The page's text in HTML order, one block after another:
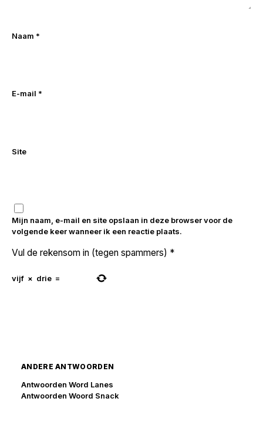
Naam *
E-mail *
Site
Mijn naam, e-mail en site opslaan in deze browser voor de
volgende keer wanneer ik een reactie plaats.
Vul de rekensom in (tegen spammers) *
vijf × drie =
ANDERE ANTWOORDEN
Antwoorden Word Lanes
Antwoorden Woord Snack